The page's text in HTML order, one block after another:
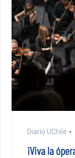
Diario UChile
¡Viva la